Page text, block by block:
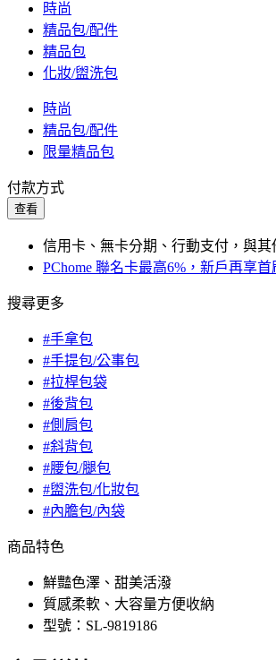
時尚
精品包/配件
精品包
化妝/盥洗包
時尚
精品包/配件
限量精品包
付款方式
查看
信用卡、無卡分期、行動支付，與其
PChome 聯名卡最高6%，新戶再享首
搜尋更多
#手拿包
#手提包/公事包
#拉桿包袋
#後背包
#側肩包
#斜背包
#腰包/腿包
#盥洗包/化妝包
#內膽包/內袋
商品特色
鮮豔色澤、甜美活潑
質感柔軟、大容量方便收納
型號：SL-9819186